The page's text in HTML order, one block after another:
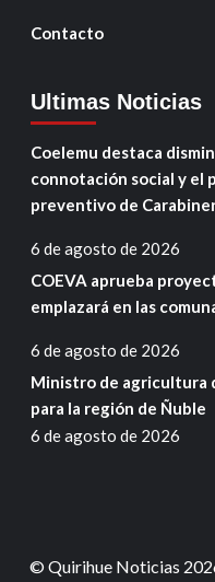
Contacto
Ultimas Noticias
Coelemu destaca
connotación social y el
preventivo de
6 de agosto de 2026
COEVA aprueba
emplazará en las
6 de agosto de 2026
Ministro de agricultura
para la región de Ñuble
6 de agosto de 2026